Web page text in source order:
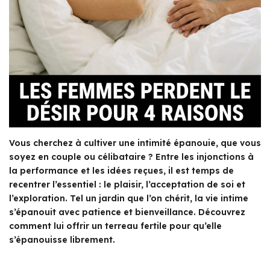
Vous cherchez à cultiver une intimité épanouie, que vous
soyez en couple ou célibataire ? Entre les injonctions à
la performance et les idées reçues, il est temps de
recentrer l’essentiel : le plaisir, l’acceptation de soi et
l’exploration. Tel un jardin que l’on chérit, la vie intime
s’épanouit avec patience et bienveillance. Découvrez
comment lui offrir un terreau fertile pour qu’elle
s’épanouisse librement.